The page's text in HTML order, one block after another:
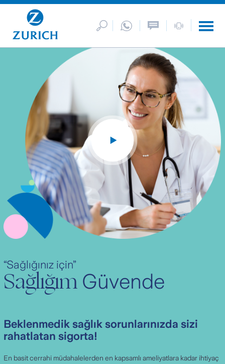
“Sağlığınız için”
Sağlığım Güvende
Beklenmedik sağlık sorunlarınızda sizi
rahatlatan sigorta!
En basit cerrahi müdahalelerden en kapsamlı ameliyatlara kadar ihtiyaç